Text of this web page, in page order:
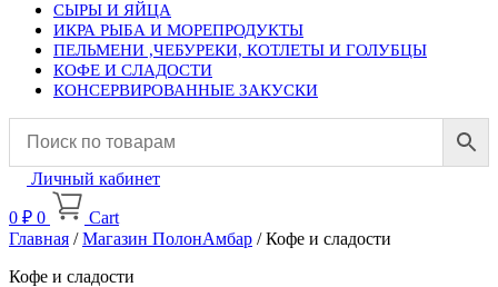
СЫРЫ И ЯЙЦА
ИКРА РЫБА И МОРЕПРОДУКТЫ
ПЕЛЬМЕНИ ,ЧЕБУРЕКИ, КОТЛЕТЫ И ГОЛУБЦЫ
КОФЕ И СЛАДОСТИ
КОНСЕРВИРОВАННЫЕ ЗАКУСКИ
Личный кабинет
0 ₽ 0
Cart
Главная /Магазин ПолонАмбар / Кофе и сладости
Кофе и сладости